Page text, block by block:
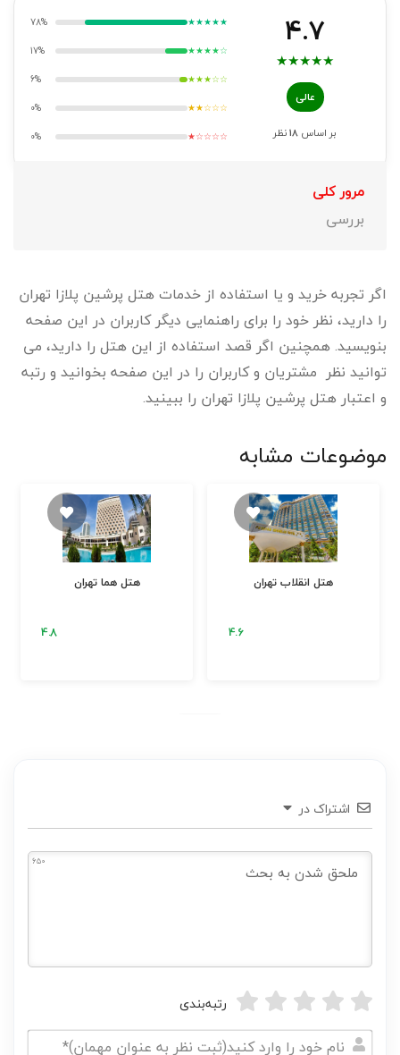
4.7
★
★
★
★
★
عالی
بر اساس 18نظر
★★★★★
78%
★★★★☆
17%
★★★☆☆
6%
★★☆☆☆
0%
★☆☆☆☆
0%
مرور کلی
بررسی
اگر تجربه خرید و یا استفاده از خدمات هتل پرشین پلازا تهران
را دارید، نظر خود را برای راهنمایی دیگر کاربران در این صفحه
بنویسید. همچنین اگر قصد استفاده از این هتل را دارید، می
توانید نظر مشتریان و کاربران را در این صفحه بخوانید و رتبه
و اعتبار هتل پرشین پلازا تهران را ببینید.
موضوعات مشابه
هتل استقلال تهران هتل اسپیناس پالاس تهران
اشتراک در
650
رتبه‌بندی